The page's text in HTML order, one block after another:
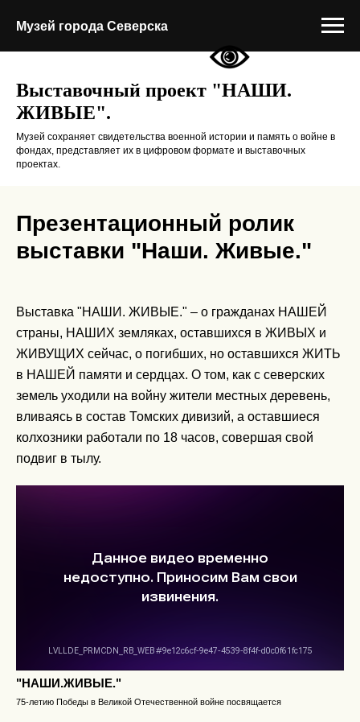
Музей города Северска
Выставочный проект "НАШИ.
ЖИВЫЕ".
Музей сохраняет свидетельства военной истории и память о войне в
фондах, представляет их в цифровом формате и выставочных
проектах.
Презентационный ролик
выставки "Наши. Живые."
Выставка "НАШИ. ЖИВЫЕ." – о гражданах НАШЕЙ
страны, НАШИХ земляках, оставшихся в ЖИВЫХ и
ЖИВУЩИХ сейчас, о погибших, но оставшихся ЖИТЬ
в НАШЕЙ памяти и сердцах. О том, как с северских
земель уходили на войну жители местных деревень,
вливаясь в состав Томских дивизий, а оставшиеся
колхозники работали по 18 часов, совершая свой
подвиг в тылу.
"НАШИ.ЖИВЫЕ."
75-летию Победы в Великой Отечественной войне посвящается